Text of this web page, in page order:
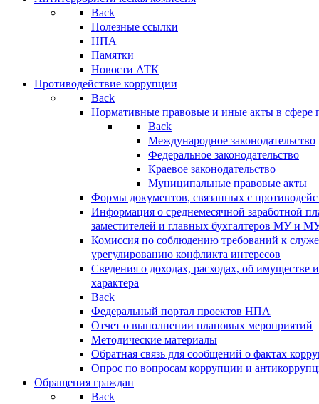
Back
Полезные ссылки
НПА
Памятки
Новости АТК
Противодействие коррупции
Back
Нормативные правовые и иные акты в сфере
Back
Международное законодательство
Федеральное законодательство
Краевое законодательство
Муниципальные правовые акты
Формы документов, связанных с
Информация о среднемесячной заработной
заместителей и главных бухгалтеров МУ и
Комиссия по соблюдению требований к
урегулированию конфликта интересов
Сведения о доходах, расходах, об имуществе
характера
Back
Федеральный портал проектов НПА
Отчет о выполнении плановых мероприятий
Методические материалы
Обратная связь для сообщений о фактах
Опрос по вопросам коррупции и
Обращения граждан
Back